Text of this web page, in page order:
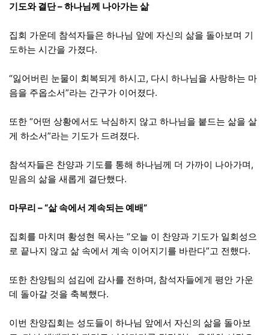
기도와 결단 – 하나님께 나아가는 삶
집회 가운데 참석자들은 하나님 앞에 자신의 삶을 돌아보며 기
도하는 시간을 가졌다.
“잃어버린 눈물이 회복되게 하시고, 다시 하나님을 사랑하는 마
음을 주옵소서”라는 간구가 이어졌다.
또한 “어떤 상황에서도 낙심하지 않고 하나님을 붙드는 삶을 살
게 하소서”라는 기도가 드려졌다.
참석자들은 찬양과 기도를 통해 하나님께 더 가까이 나아가며,
믿음의 삶을 새롭게 결단했다.
마무리 – “삶 속에서 계속되는 예배”
집회를 마치며 황성현 목사는 “오늘 이 찬양과 기도가 일회성으
로 끝나지 않고 삶 속에서 계속 이어지기를 바란다”고 전했다.
또한 찬양팀의 섬김에 감사를 전하며, 참석자들에게 평안 가운
데 돌아갈 것을 축복했다.
이번 찬양집회는 성도들이 하나님 앞에서 자신의 삶을 돌아보